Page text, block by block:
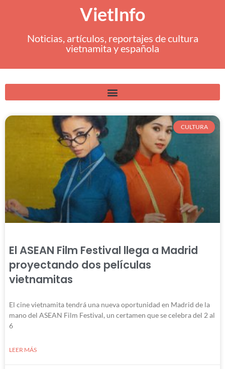
VietInfo
Noticias, artículos, reportajes de cultura
vietnamita y española
CULTURA
El ASEAN Film Festival llega a Madrid
proyectando dos películas
vietnamitas
El cine vietnamita tendrá una nueva oportunidad en Madrid de la
mano del ASEAN Film Festival, un certamen que se celebra del 2 al
6
LEER MÁS